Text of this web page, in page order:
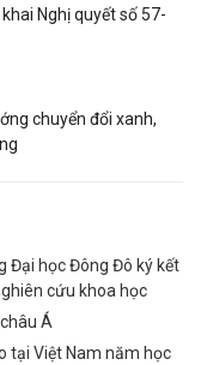
Nghị quyết số 57-
chuyển đổi xanh,
Đại học Đông Đô ký kết
cứu khoa học
Á
tại Việt Nam năm học